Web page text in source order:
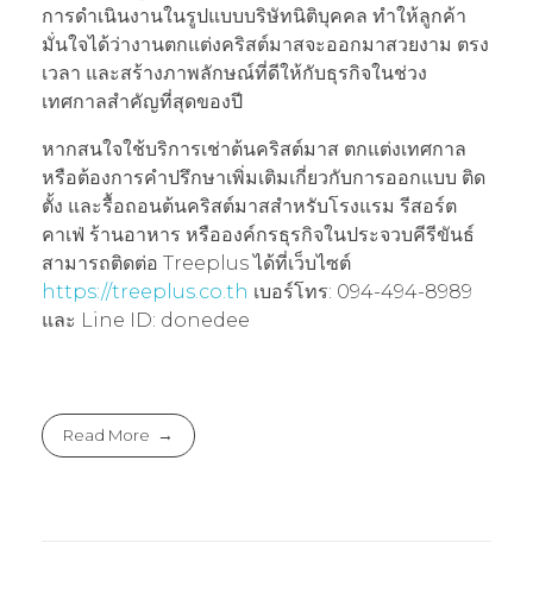
การดำเนินงานในรูปแบบบริษัทนิติบุคคล ทำให้ลูกค้า
มั่นใจได้ว่างานตกแต่งคริสต์มาสจะออกมาสวยงาม ตรง
เวลา และสร้างภาพลักษณ์ที่ดีให้กับธุรกิจในช่วง
เทศกาลสำคัญที่สุดของปี
หากสนใจใช้บริการเช่าต้นคริสต์มาส ตกแต่งเทศกาล
หรือต้องการคำปรึกษาเพิ่มเติมเกี่ยวกับการออกแบบ ติด
ตั้ง และรื้อถอนต้นคริสต์มาสสำหรับโรงแรม รีสอร์ต
คาเฟ่ ร้านอาหาร หรือองค์กรธุรกิจในประจวบคีรีขันธ์
สามารถติดต่อ Treeplus ได้ที่เว็บไซต์
https://treeplus.co.th เบอร์โทร: 094-494-8989
และ Line ID: donedee
Read More